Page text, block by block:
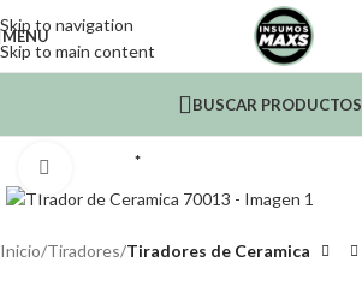
Skip to navigation
Skip to main content
MENU
BUSCAR PRODUCTOS
*
Inicio Tiradores Tiradores de Ceramica